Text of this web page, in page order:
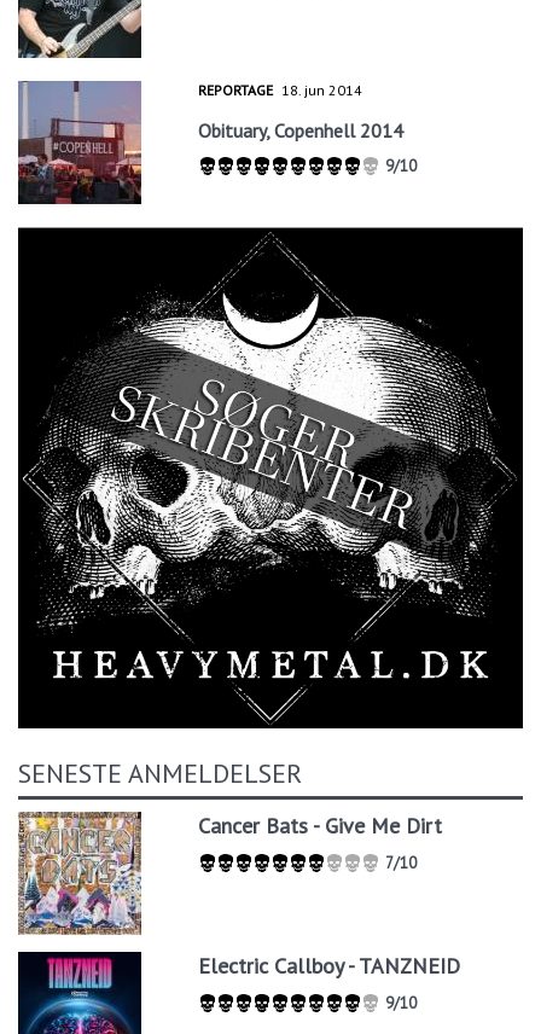
REPORTAGE 18. jun 2014
Obituary, Copenhell 2014
9/10
SENESTE ANMELDELSER
Cancer Bats - Give Me Dirt
7/10
Electric Callboy - TANZNEID
9/10